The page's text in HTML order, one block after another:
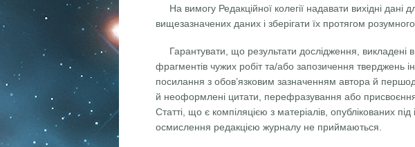
На вимогу Редакційної колегії надавати вихідні
вищезазначених даних і зберігати їх протягом
Гарантувати, що результати дослідження,
фрагментів чужих робіт та/або запозичення тверджень
посилання з обов’язковим зазначенням автора й
й неоформлені цитати, перефразування або
Статті, що є компіляцією з матеріалів, опублікованих
осмислення редакцією журналу не приймаються.